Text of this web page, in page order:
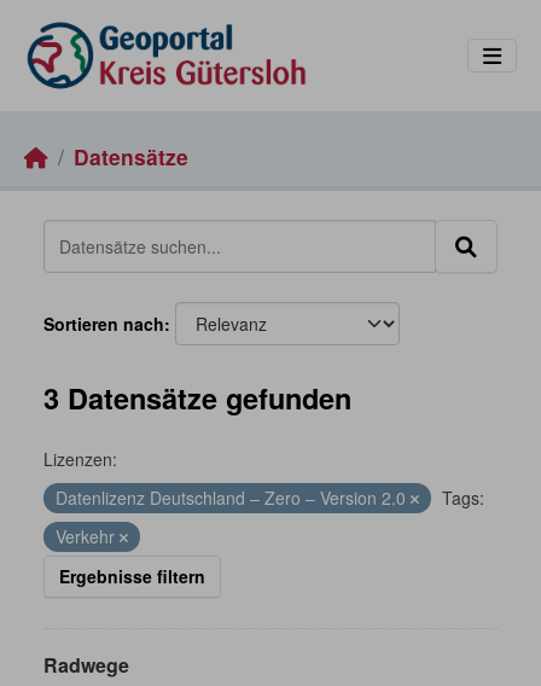
Datensätze
Sortieren nach
3 Datensätze gefunden
Lizenzen:
Datenlizenz Deutschland – Zero – Version 2.0
Tags:
Verkehr
Ergebnisse filtern
Radwege